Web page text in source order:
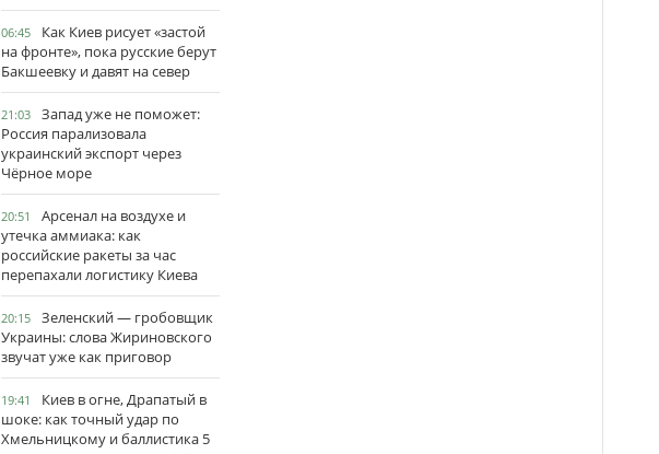
06:45
Как Киев рисует «застой
на фронте», пока русские берут
Бакшеевку и давят на север
21:03
Запад уже не поможет:
Россия парализовала
украинский экспорт через
Чёрное море
20:51
Арсенал на воздухе и
утечка аммиака: как
российские ракеты за час
перепахали логистику Киева
20:15
Зеленский — гробовщик
Украины: слова Жириновского
звучат уже как приговор
19:41
Киев в огне, Драпатый в
шоке: как точный удар по
Хмельницкому и баллистика 5